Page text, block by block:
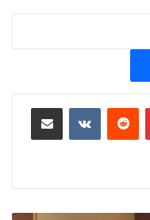
بينتيريست
مشاركة عبر البريد